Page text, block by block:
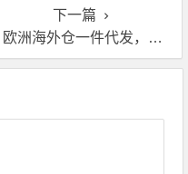
下一篇
欧洲海外仓一件代发，陶瓷餐具卖家如何避税？